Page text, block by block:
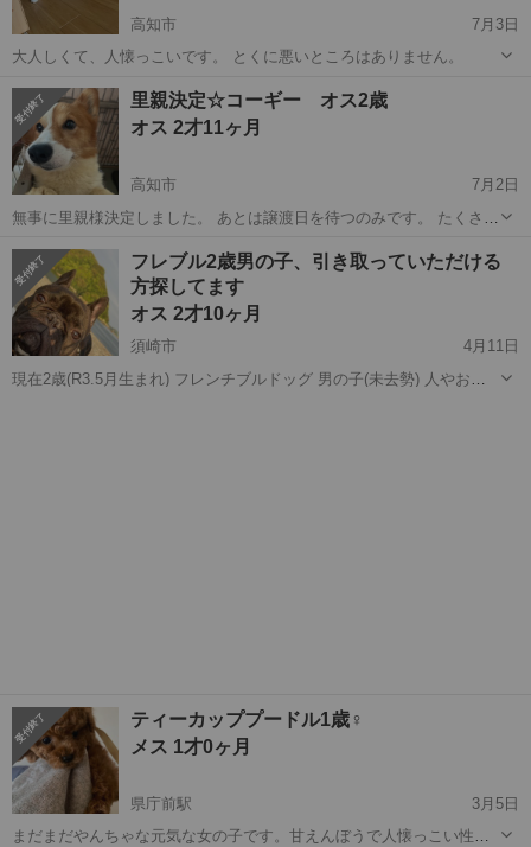
高知市
7月3日
大人しくて、人懐っこいです。 とくに悪いところはありません。
高知 高知市 その他 マルチーズ
里親決定☆コーギー オス2歳
オス 2才11ヶ月
高知市
7月2日
無事に里親様決定しました。 あとは譲渡日を待つのみです。 たくさん
た。 一人一人に御返事できず申し訳ありませんでした。 好奇心旺盛で
遊ぶの大好き 良好 子...
高知 高知市 コーギー 2歳
フレブル2歳男の子、引き取っていただける
方探してます
オス 2才10ヶ月
須崎市
4月11日
現在2歳(R3.5月生まれ) フレンチブルドッグ 男の子(未去勢) 人やお散
ティーカッププードル1歳♀
メス 1才0ヶ月
県庁前駅
3月5日
まだまだやんちゃな元気な女の子です。甘えんぼうで人懐っこい性格